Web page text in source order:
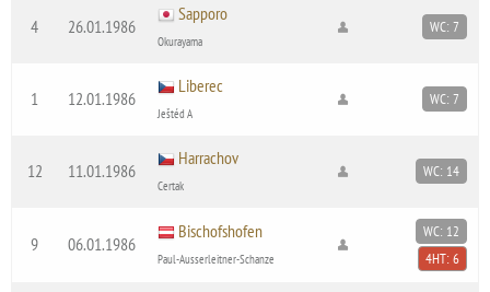
4 26.01.1986
Sapporo
Okurayama
WC: 7
1 12.01.1986
Liberec
Ještéd A
WC: 7
12 11.01.1986
Harrachov
Certak
WC: 14
9 06.01.1986
Bischofshofen
Paul-Ausserleitner-Schanze
WC: 12
4HT: 6